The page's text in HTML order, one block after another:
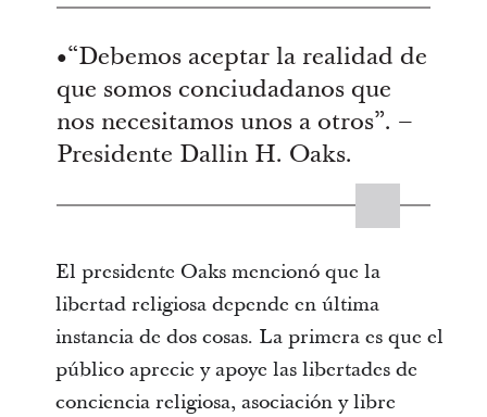
•“Debemos aceptar la realidad de
que somos conciudadanos que
nos necesitamos unos a otros”. –
Presidente Dallin H. Oaks.
El presidente Oaks mencionó que la
libertad religiosa depende en última
instancia de dos cosas. La primera es que el
público aprecie y apoye las libertades de
conciencia religiosa, asociación y libre